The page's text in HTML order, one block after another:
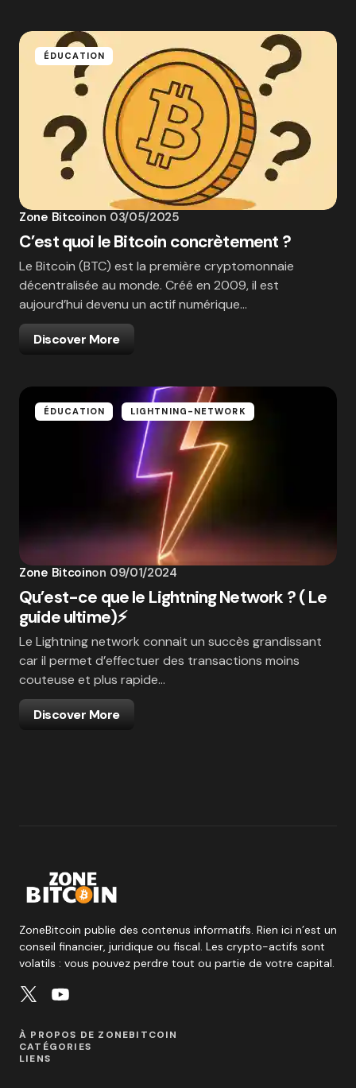
ÉDUCATION
Zone Bitcoinon 03/05/2025
C’est quoi le Bitcoin concrètement ?
Le Bitcoin (BTC) est la première cryptomonnaie
décentralisée au monde. Créé en 2009, il est
aujourd’hui devenu un actif numérique…
Discover More
ÉDUCATION LIGHTNING-NETWORK
Zone Bitcoinon 09/01/2024
Qu’est-ce que le Lightning Network ? ( Le
guide ultime)⚡
Le Lightning network connait un succès grandissant
car il permet d’effectuer des transactions moins
couteuse et plus rapide…
Discover More
ZoneBitcoin publie des contenus informatifs. Rien ici n’est un
conseil financier, juridique ou fiscal. Les crypto-actifs sont
volatils : vous pouvez perdre tout ou partie de votre capital.
À PROPOS DE ZONEBITCOIN
CATÉGORIES
LIENS